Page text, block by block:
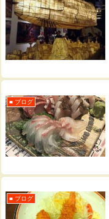
■ ブログ
■ ブログ